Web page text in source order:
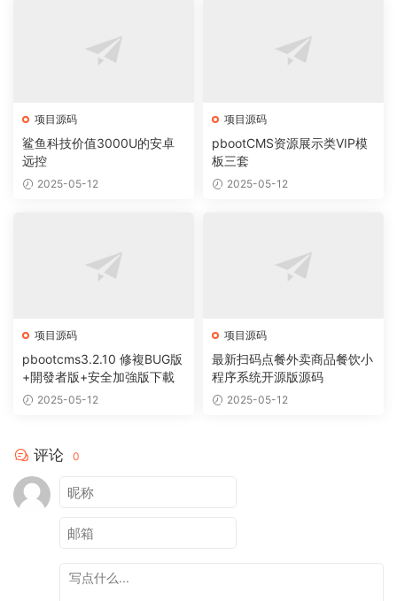
项目源码
鲨鱼科技价值3000U的安卓
远控
2025-05-12
项目源码
pbootCMS资源展示类VIP模
板三套
2025-05-12
项目源码
pbootcms3.2.10 修複BUG版
+開發者版+安全加強版下載
2025-05-12
项目源码
最新扫码点餐外卖商品餐饮小
程序系统开源版源码
2025-05-12
评论 0